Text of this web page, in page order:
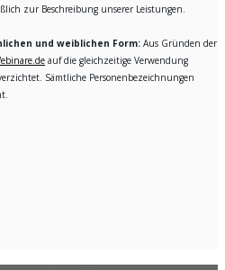
zur Beschreibung unserer Leistungen.
und weiblichen Form: Aus Gründen der
auf die gleichzeitige Verwendung
Sämtliche Personenbezeichnungen